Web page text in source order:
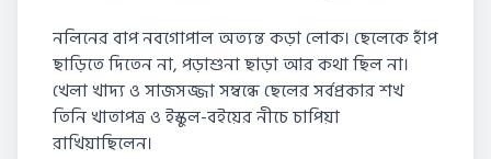
নলিনের বাপ নবগোপাল অত্যন্ত কড়া লোক। ছেলেকে হাঁপ
ছাড়িতে দিতেন না, পড়াশুনা ছাড়া আর কথা ছিল না।
খেলা খাদ্য ও সাজসজ্জা সম্বন্ধে ছেলের সর্বপ্রকার শখ
তিনি খাতাপত্র ও ইস্কুল-বইয়ের নীচে চাপিয়া
রাখিয়াছিলেন।